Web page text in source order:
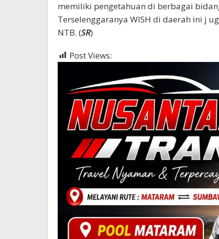
memiliki pengetahuan di berbagai
Terselenggaranya WISH di daerah ini j
NTB. (SR)
Post Views: